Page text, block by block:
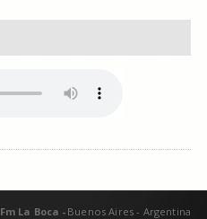
Buenos Aires - Argentina
Fm La Boca -